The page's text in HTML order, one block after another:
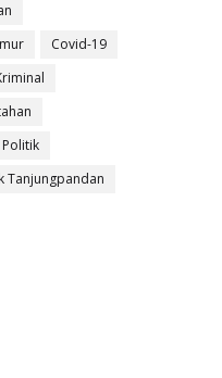
Covid-19
Politik
Tanjungpandan